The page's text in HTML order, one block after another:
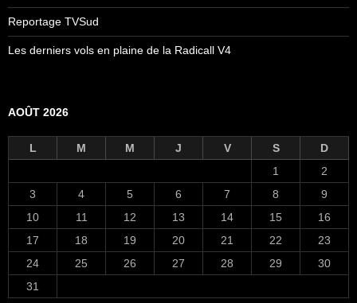
Reportage TVSud
Les derniers vols en plaine de la Radicall V4
AOÛT 2026
L M M J V S
D
1
2
3
4 5 6 7 8
9
10
11 12 13 14 15
16
17
18 19 20 21 22
23
24
25 26 27 28 29
30
31